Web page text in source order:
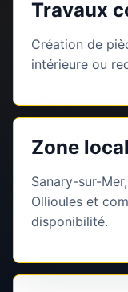
Travaux
Création de
intérieure ou
Zone
Sanary-sur-
Ollioules et
disponibilité.